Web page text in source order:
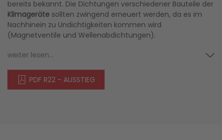
bereits bekannt. Die Dichtungen verschiedener Bauteile der
Klimageräte sollten zwingend erneuert werden, da es im
Nachhinein zu Undichtigkeiten kommen wird
(Magnetventile und Wellenabdichtungen).
weiter lesen...
PDF R22 - AUSSTIEG